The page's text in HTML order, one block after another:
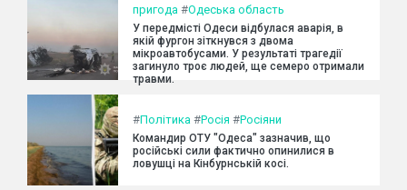
пригода #Одеська область
У передмісті Одеси відбулася аварія, в
якій фургон зіткнувся з двома
мікроавтобусами. У результаті трагедії
загинуло троє людей, ще семеро отримали
травми.
#Політика #Росія #Росіяни
Командир ОТУ "Одеса" зазначив, що
російські сили фактично опинилися в
ловушці на Кінбурнській косі.